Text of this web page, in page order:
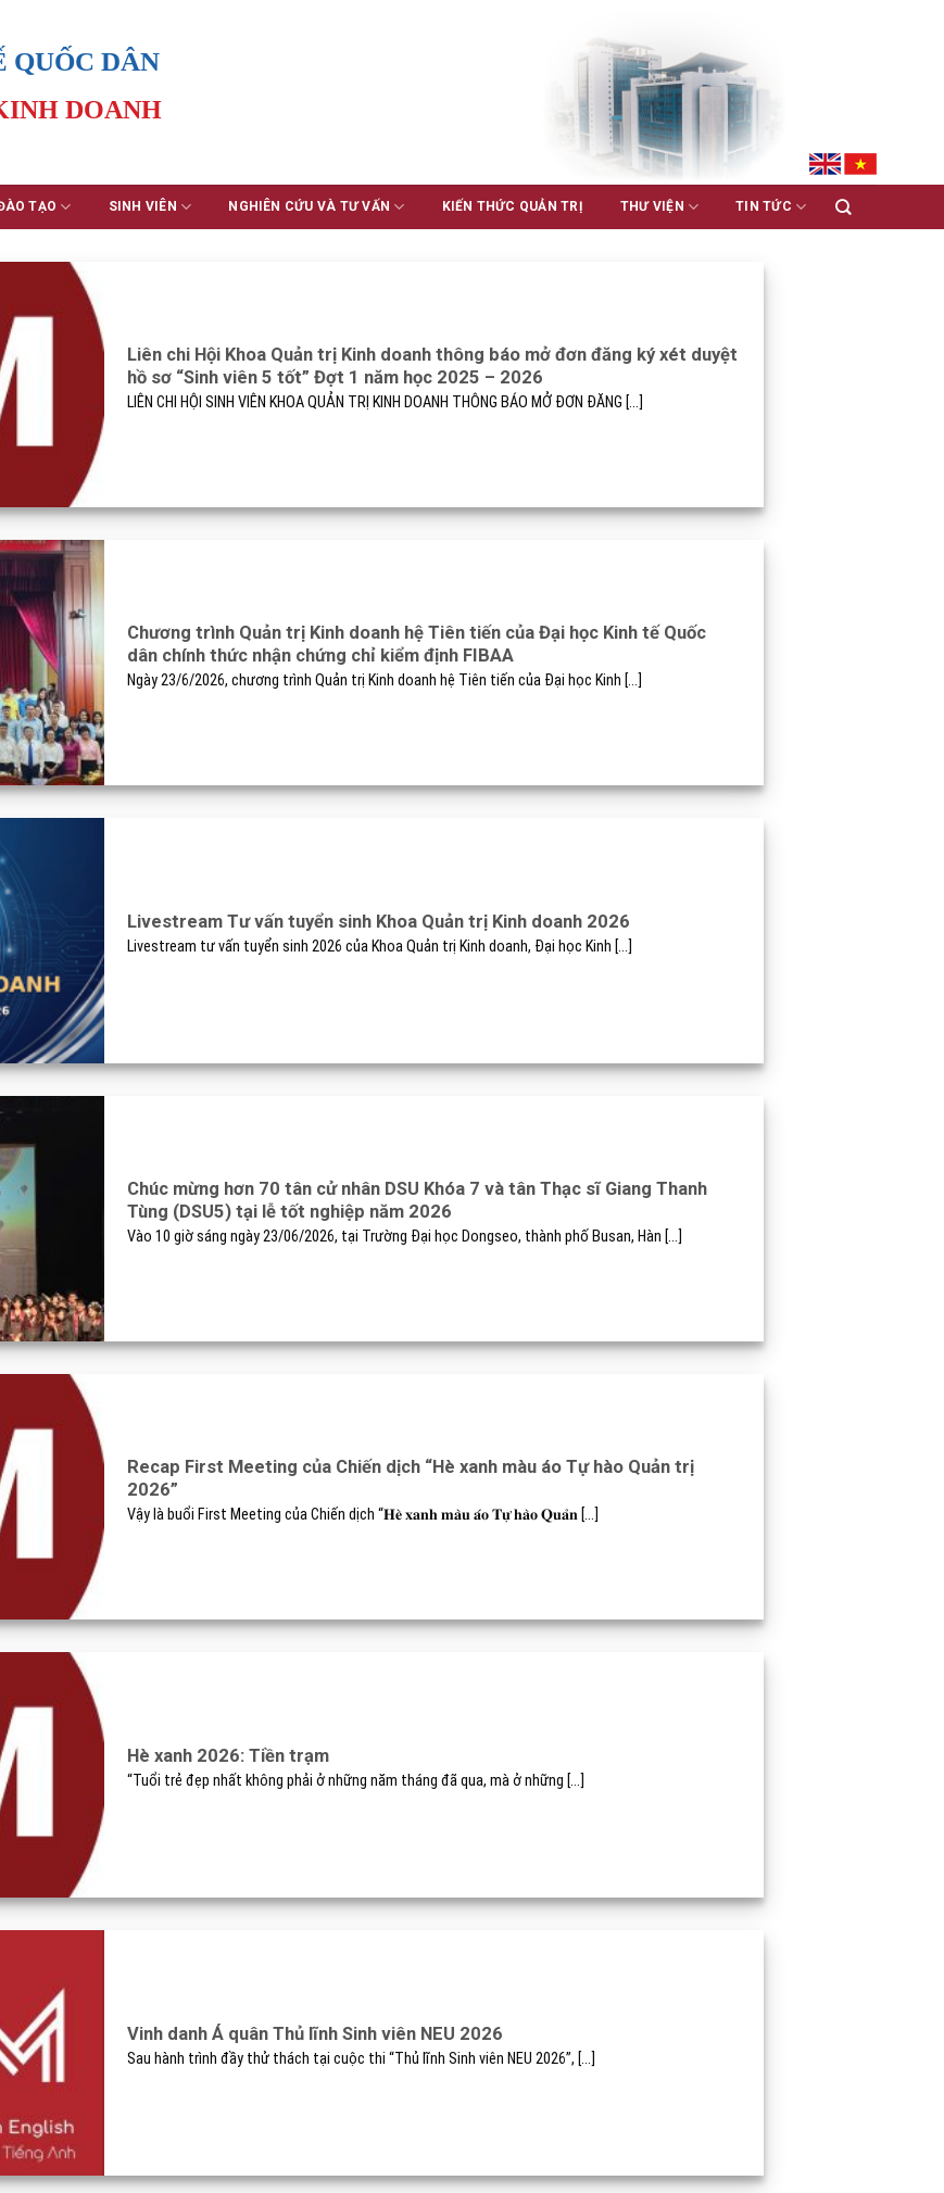
DÂN
DOANH
TẠO SINH VIÊN NGHIÊN CỨU VÀ TƯ VẤN KIẾN THỨC QUẢN TRỊ THƯ VIỆN TIN TỨC
Liên chi Hội Khoa Quản trị Kinh doanh thông báo mở đơn đăng ký xét duyệt
hồ sơ “Sinh viên 5 tốt” Đợt 1 năm học 2025 – 2026
LIÊN CHI HỘI SINH VIÊN KHOA QUẢN TRỊ KINH DOANH THÔNG BÁO MỞ ĐƠN ĐĂNG [...]
Chương trình Quản trị Kinh doanh hệ Tiên tiến của Đại học Kinh tế Quốc
dân chính thức nhận chứng chỉ kiểm định FIBAA
Ngày 23/6/2026, chương trình Quản trị Kinh doanh hệ Tiên tiến của Đại học Kinh [...]
Livestream Tư vấn tuyển sinh Khoa Quản trị Kinh doanh 2026
Livestream tư vấn tuyển sinh 2026 của Khoa Quản trị Kinh doanh, Đại học Kinh [...]
Chúc mừng hơn 70 tân cử nhân DSU Khóa 7 và tân Thạc sĩ Giang Thanh
Tùng (DSU5) tại lễ tốt nghiệp năm 2026
Vào 10 giờ sáng ngày 23/06/2026, tại Trường Đại học Dongseo, thành phố Busan, Hàn [...]
Recap First Meeting của Chiến dịch “Hè xanh màu áo Tự hào Quản trị
2026”
Vậy là buổi First Meeting của Chiến dịch “𝐇𝐞̀ 𝐱𝐚𝐧𝐡 𝐦𝐚̀𝐮 𝐚́𝐨 𝐓𝐮̛̣ 𝐡𝐚̀𝐨 𝐐𝐮𝐚̉𝐧 [...]
Hè xanh 2026: Tiền trạm
“Tuổi trẻ đẹp nhất không phải ở những năm tháng đã qua, mà ở những [...]
Vinh danh Á quân Thủ lĩnh Sinh viên NEU 2026
Sau hành trình đầy thử thách tại cuộc thi “Thủ lĩnh Sinh viên NEU 2026”, [...]